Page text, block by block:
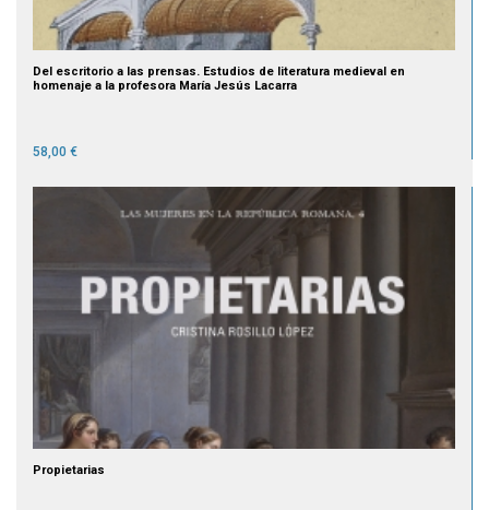
Del escritorio a las prensas. Estudios de literatura medieval en
homenaje a la profesora María Jesús Lacarra
58,00 €
Propietarias